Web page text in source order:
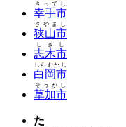
幸手市
さってし
狭山市
さやまし
志木市
しきし
白岡市
しらおかし
草加市
そうかし
た